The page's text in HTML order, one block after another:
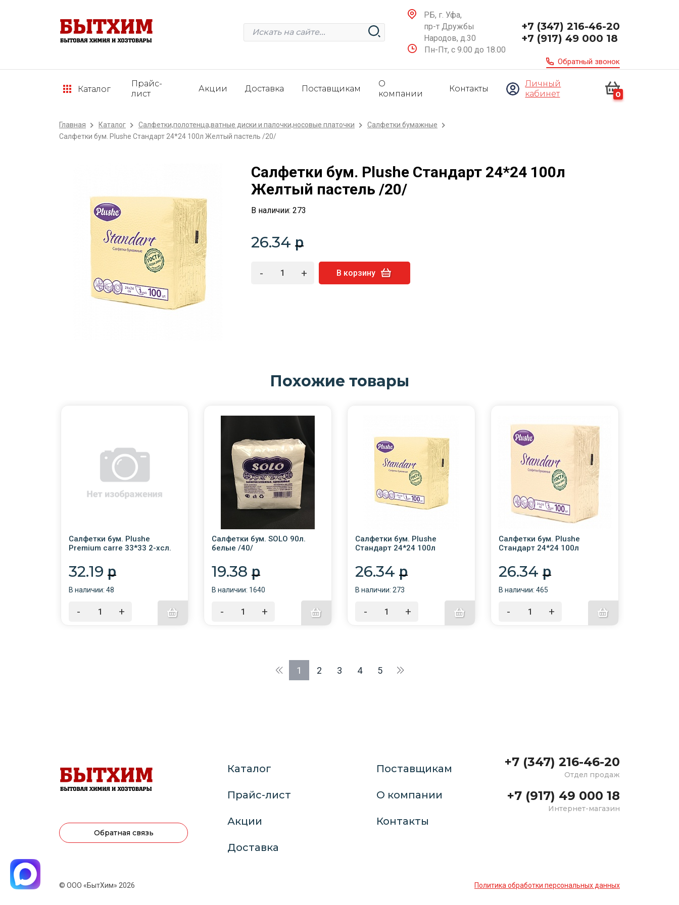
РБ, г. Уфа,
пр-т Дружбы
Народов, д.30
Пн-Пт, с 9.00 до 18.00
+7 (347) 216-46-20
+7 (917) 49 000 18
Обратный звонок
Каталог
Прайс-
лист
Акции Доставка Поставщикам
О
компании
Контакты
Личный
кабинет
0
Главная Каталог Салфетки,полотенца,ватные диски и палочки,носовые платочки
Салфетки бумажные
Салфетки бум. Plushe Стандарт 24*24 100л Желтый пастель /20/
Салфетки бум. Plushe Стандарт 24*24 100л
Желтый пастель /20/
В наличии: 273
26.34 p
- + В корзину
Похожие товары
Салфетки бум. Plushe
Premium carre 33*33 2-хсл.
32.19 p
В наличии: 48
- +
Салфетки бум. SOLO 90л.
белые /40/
19.38p
В наличии: 1640
- +
Салфетки бум. Plushe
Стандарт 24*24 100л
26.34 p
В наличии: 273
- +
Салфетки бум. Plushe
Стандарт 24*24 100л
26.34 p
В наличии: 465
- +
1 2 3 4 5
Обратная связь
Каталог
Прайс-лист
Акции
Доставка
Поставщикам
О компании
Контакты
+7 (347) 216-46-20
Отдел продаж
+7 (917) 49 000 18
Интернет-магазин
© ООО «БытХим» 2026 Политика обработки персональных данных